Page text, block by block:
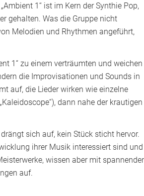
1“ ist im Kern der Synthie Pop,
gehalten. Was die Gruppe nicht
Melodien und Rhythmen angeführt,
1“ zu einem verträumten und weichen
die Improvisationen und Sounds in
auf, die Lieder wirken wie einzelne
dann nahe der krautigen
sich auf, kein Stück sticht hervor.
ihrer Musik interessiert sind und
wissen aber mit
auf.